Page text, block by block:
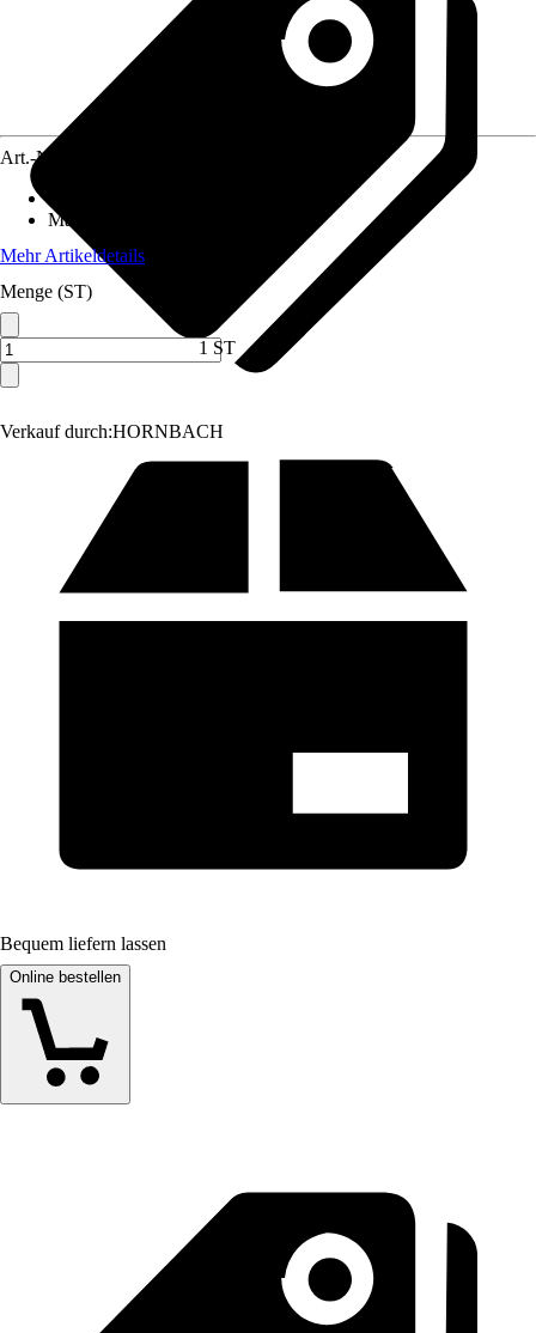
Verkauf durch:HORNBACH
Art.-Nr.
Material
Mehr Artikeldetails
Menge (ST)
1 ST
Bequem liefern lassen
Online bestellen